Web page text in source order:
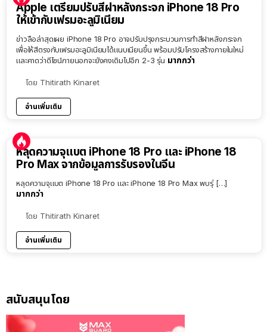
Apple เตรียมปรับสีฝาหลังกระจก iPhone 18 Pro
ให้เข้ากับเฟรมอะลูมิเนียม
ข่าวลือล่าสุดเผย iPhone 18 Pro อาจปรับปรุงกระบวนการทำสีฝาหลังกระจก
เพื่อให้สีตรงกับเฟรมอะลูมิเนียมได้แนบเนียนขึ้น พร้อมปรับโครงสร้างภายในใหม่
และคาดว่าดีไซน์ภายนอกจะยังคงเดิมไปอีก 2-3 รุ่น มากกว่า
โดย Thitirath Kinaret
อ่านเพิ่มเติม
หลุดความจุแบต iPhone 18 Pro และ iPhone 18
Pro Max จากข้อมูลการรับรองในจีน
หลุดความจุแบต iPhone 18 Pro และ iPhone 18 Pro Max พบรุ่ […]
มากกว่า
โดย Thitirath Kinaret
อ่านเพิ่มเติม
สนับสนุนโดย